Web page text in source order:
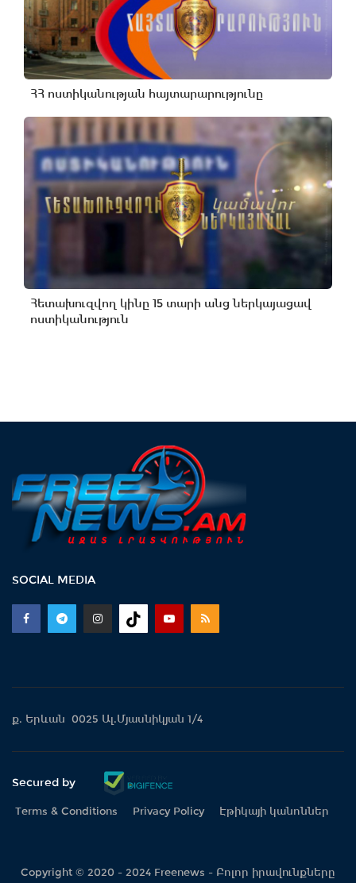
ՀՀ ոստիկանության հայտարարությունը
Հետախուզվող կինը 15 տարի անց ներկայացավ
ոստիկանություն
SOCIAL MEDIA
ք. Երևան 0025 Ալ.Մյասնիկյան 1/4
Secured by
Terms & Conditions Privacy Policy Էթիկայի կանոններ
Copyright © 2020 - 2024 Freenews - Բոլոր իրավունքները